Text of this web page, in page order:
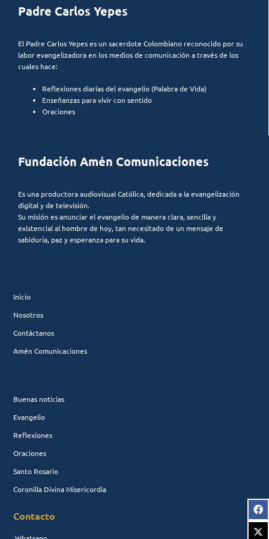
Padre Carlos Yepes
El Padre Carlos Yepes es un sacerdote Colombiano reconocido por su
labor evangelizadora en los medios de comunicación a través de los
cuales hace:
Reflexiones diarias del evangelio (Palabra de Vida)
Enseñanzas para vivir con sentido
Oraciones
Fundación Amén Comunicaciones
Es una productora audiovisual Católica, dedicada a la evangelización
digital y de televisión.
Su misión es anunciar el evangelio de manera clara, sencilla y
existencial al hombre de hoy, tan necesitado de un mensaje de
sabiduría, paz y esperanza para su vida.
Inicio
Nosotros
Contáctanos
Amén Comunicaciones
Buenas noticias
Evangelio
Reflexiones
Oraciones
Santo Rosario
Coronilla Divina Misericordia
Contacto